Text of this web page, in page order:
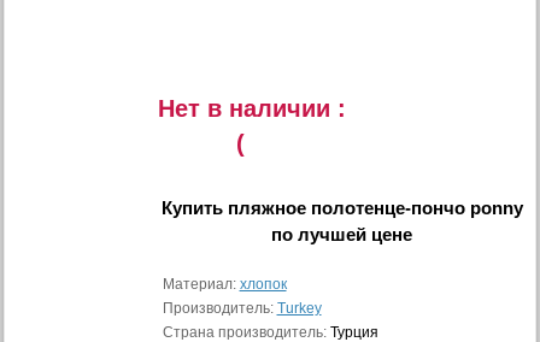
Нет в наличии :
(
Купить пляжное полотенце-пончо ponny
по лучшей цене
Материал: хлопок
Производитель: Turkey
Страна производитель: Турция